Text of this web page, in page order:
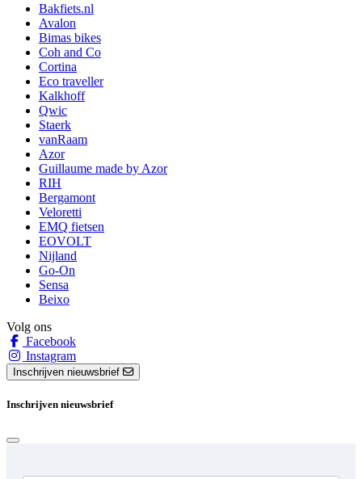
Bakfiets.nl
Avalon
Bimas bikes
Coh and Co
Cortina
Eco traveller
Kalkhoff
Qwic
Staerk
vanRaam
Azor
Guillaume made by Azor
RIH
Bergamont
Veloretti
EMQ fietsen
EOVOLT
Nijland
Go-On
Sensa
Beixo
Volg ons
Facebook
Instagram
Inschrijven nieuwsbrief
Inschrijven nieuwsbrief